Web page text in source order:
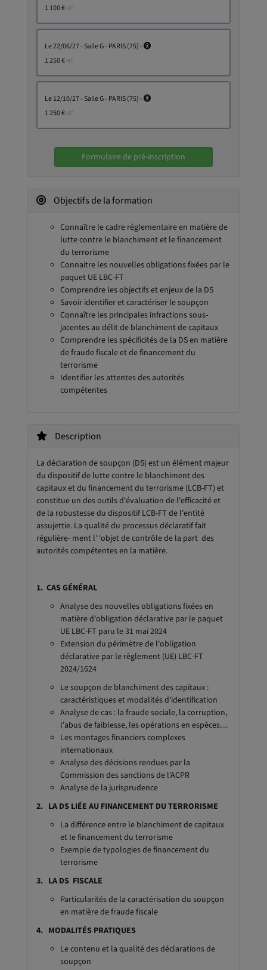
1 100 € HT
le 22/06/27 - Salle G - PARIS (75) -
1 250 € HT
le 12/10/27 - Salle G - PARIS (75) -
1 250 € HT
Formulaire de pré-inscription
Objectifs de la formation
Connaître le cadre réglementaire en matière de
lutte contre le blanchiment et le financement
du terrorisme
Connaitre les nouvelles obligations fixées par le
paquet UE LBC-FT
Comprendre les objectifs et enjeux de la DS
Savoir identifier et caractériser le soupçon
Connaître les principales infractions sous-
jacentes au délit de blanchiment de capitaux
Comprendre les spécificités de la DS en matière
de fraude fiscale et de financement du
terrorisme
Identifier les attentes des autorités
compétentes
Description
La déclaration de soupçon (DS) est un élément majeur
du dispositif de lutte contre le blanchiment des
capitaux et du financement du terrorisme (LCB-FT) et
constitue un des outils d'évaluation de l'efficacité et
de la robustesse du dispositif LCB-FT de l'entité
assujettie. La qualité du processus déclaratif fait
régulière- ment l' ‘objet de contrôle de la part des
autorités compétentes en la matière.
1. CAS GÉNÉRAL
Analyse des nouvelles obligations fixées en
matière d'obligation déclarative par le paquet
UE LBC-FT paru le 31 mai 2024
Extension du périmètre de l'obligation
déclarative par le règlement (UE) LBC-FT
2024/1624
Le soupçon de blanchiment des capitaux :
caractéristiques et modalités d'identification
Analyse de cas : la fraude sociale, la corruption,
l'abus de faiblesse, les opérations en espèces…
Les montages financiers complexes
internationaux
Analyse des décisions rendues par la
Commission des sanctions de l'ACPR
Analyse de la jurisprudence
2. LA DS LIÉE AU FINANCEMENT DU TERRORISME
La différence entre le blanchiment de capitaux
et le financement du terrorisme
Exemple de typologies de financement du
terrorisme
3. LA DS FISCALE
Particularités de la caractérisation du soupçon
en matière de fraude fiscale
4. MODALITÉS PRATIQUES
Le contenu et la qualité des déclarations de
soupçon